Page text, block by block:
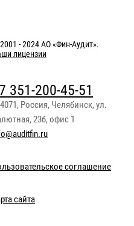
- 2024АО «Фин-Аудит».
лицензии
351-200-45-51
, Россия, Челябинск,ул.
23б, офис 1
соглашение
сайта